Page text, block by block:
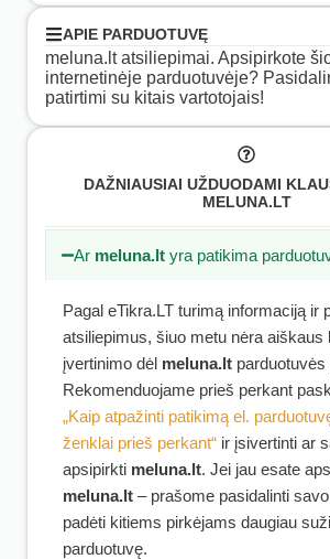
APIE PARDUOTUVĘ
meluna.lt atsiliepimai. Apsipirkote
internetinėje parduotuvėje?
patirtimi su kitais vartotojais!
DAŽNIAUSIAI UŽDUODAMI
MELUNA.LT
Ar meluna.lt yra patikima
Pagal eTikra.LT turimą informaciją ir
atsiliepimus, šiuo metu nėra aiškaus
įvertinimo dėl meluna.lt
Rekomenduojame prieš perkant
„Kaip atpažinti patikimą el.
ženklai prieš perkant“ ir įsivertinti ar
apsipirkti meluna.lt. Jei jau esate
meluna.lt – prašome pasidalinti
padėti kitiems pirkėjams daugiau
parduotuvę.